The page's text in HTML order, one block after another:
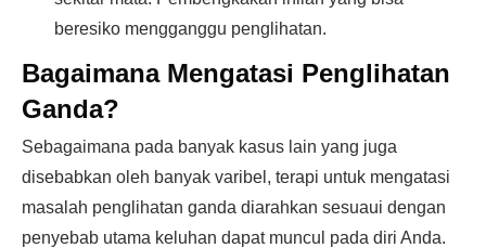
beresiko mengganggu penglihatan.
Bagaimana Mengatasi Penglihatan
Ganda?
Sebagaimana pada banyak kasus lain yang juga
disebabkan oleh banyak varibel, terapi untuk mengatasi
masalah penglihatan ganda diarahkan sesuaui dengan
penyebab utama keluhan dapat muncul pada diri Anda.